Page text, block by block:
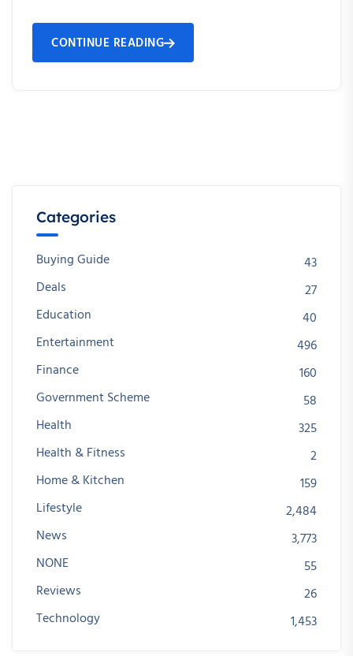
CONTINUE READING
Categories
Buying Guide
43
Deals
27
Education
40
Entertainment
496
Finance
160
Government Scheme
58
Health
325
Health & Fitness
2
Home & Kitchen
159
Lifestyle
2,484
News
3,773
NONE
55
Reviews
26
Technology
1,453